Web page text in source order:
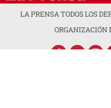
LA PRENSA TODOS LOS
ORGANIZACIÓN